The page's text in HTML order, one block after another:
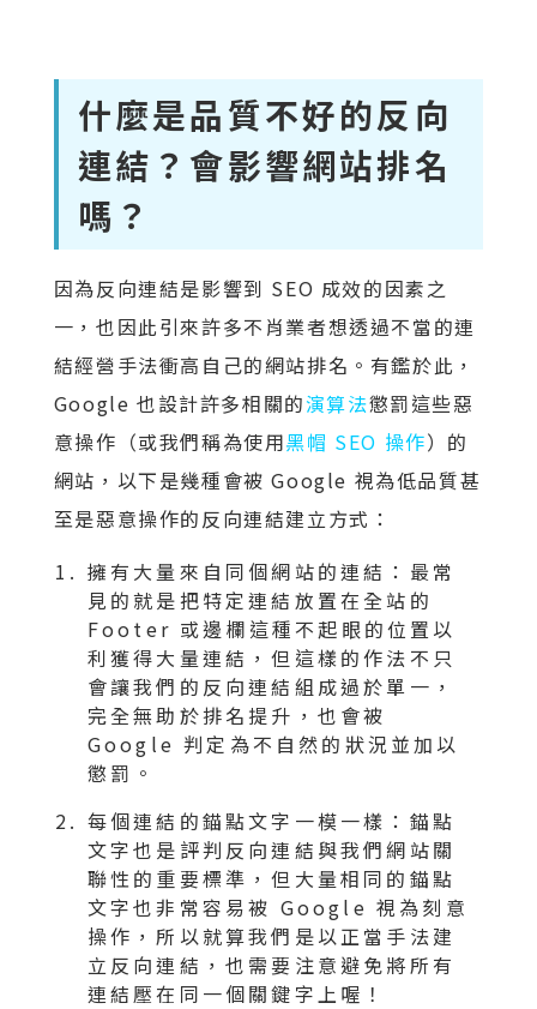
什麼是品質不好的反向
連結？會影響網站排名
嗎？
因為反向連結是影響到 SEO 成效的因素之
一，也因此引來許多不肖業者想透過不當的連
結經營手法衝高自己的網站排名。有鑑於此，
Google 也設計許多相關的演算法懲罰這些惡
意操作（或我們稱為使用黑帽 SEO 操作）的
網站，以下是幾種會被 Google 視為低品質甚
至是惡意操作的反向連結建立方式：
擁有大量來自同個網站的連結：最常
見的就是把特定連結放置在全站的
Footer 或邊欄這種不起眼的位置以
利獲得大量連結，但這樣的作法不只
會讓我們的反向連結組成過於單一，
完全無助於排名提升，也會被
Google 判定為不自然的狀況並加以
懲罰。
每個連結的錨點文字一模一樣：錨點
文字也是評判反向連結與我們網站關
聯性的重要標準，但大量相同的錨點
文字也非常容易被 Google 視為刻意
操作，所以就算我們是以正當手法建
立反向連結，也需要注意避免將所有
連結壓在同一個關鍵字上喔！